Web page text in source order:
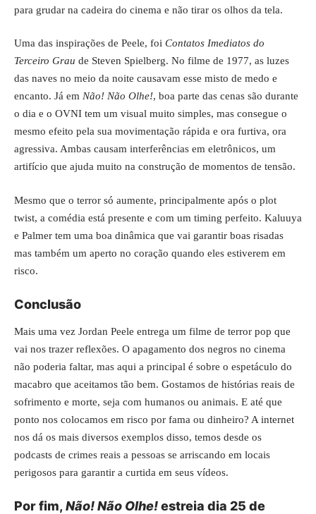
para grudar na cadeira do cinema e não tirar os olhos da tela.
Uma das inspirações de Peele, foi Contatos Imediatos do
Terceiro Grau de Steven Spielberg. No filme de 1977, as luzes
das naves no meio da noite causavam esse misto de medo e
encanto. Já em Não! Não Olhe!, boa parte das cenas são durante
o dia e o OVNI tem um visual muito simples, mas consegue o
mesmo efeito pela sua movimentação rápida e ora furtiva, ora
agressiva. Ambas causam interferências em eletrônicos, um
artifício que ajuda muito na construção de momentos de tensão.
Mesmo que o terror só aumente, principalmente após o plot
twist, a comédia está presente e com um timing perfeito. Kaluuya
e Palmer tem uma boa dinâmica que vai garantir boas risadas
mas também um aperto no coração quando eles estiverem em
risco.
Conclusão
Mais uma vez Jordan Peele entrega um filme de terror pop que
vai nos trazer reflexões. O apagamento dos negros no cinema
não poderia faltar, mas aqui a principal é sobre o espetáculo do
macabro que aceitamos tão bem. Gostamos de histórias reais de
sofrimento e morte, seja com humanos ou animais. E até que
ponto nos colocamos em risco por fama ou dinheiro? A internet
nos dá os mais diversos exemplos disso, temos desde os
podcasts de crimes reais a pessoas se arriscando em locais
perigosos para garantir a curtida em seus vídeos.
Por fim, Não! Não Olhe!estreia dia 25 de